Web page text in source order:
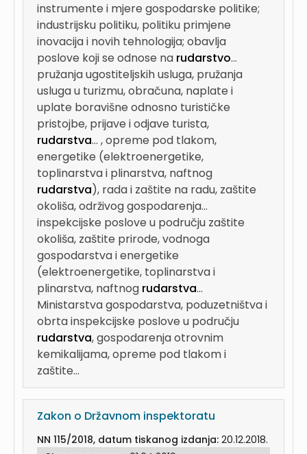
instrumente i mjere gospodarske politike;
industrijsku politiku, politiku primjene
inovacija i novih tehnologija; obavlja
poslove koji se odnose na rudarstvo...
pružanja ugostiteljskih usluga, pružanja
usluga u turizmu, obračuna, naplate i
uplate boravišne odnosno turističke
pristojbe, prijave i odjave turista,
rudarstva... , opreme pod tlakom,
energetike (elektroenergetike,
toplinarstva i plinarstva, naftnog
rudarstva), rada i zaštite na radu, zaštite
okoliša, održivog gospodarenja...
inspekcijske poslove u području zaštite
okoliša, zaštite prirode, vodnoga
gospodarstva i energetike
(elektroenergetike, toplinarstva i
plinarstva, naftnog rudarstva...
Ministarstva gospodarstva, poduzetništva i
obrta inspekcijske poslove u području
rudarstva, gospodarenja otrovnim
kemikalijama, opreme pod tlakom i
zaštite...
Zakon o Državnom inspektoratu
NN 115/2018, datum tiskanog izdanja: 20.12.2018.